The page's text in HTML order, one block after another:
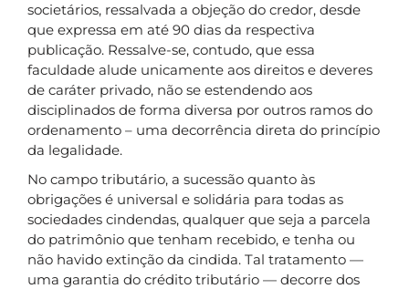
societários, ressalvada a objeção do credor, desde
que expressa em até 90 dias da respectiva
publicação. Ressalve-se, contudo, que essa
faculdade alude unicamente aos direitos e deveres
de caráter privado, não se estendendo aos
disciplinados de forma diversa por outros ramos do
ordenamento – uma decorrência direta do princípio
da legalidade.
No campo tributário, a sucessão quanto às
obrigações é universal e solidária para todas as
sociedades cindendas, qualquer que seja a parcela
do patrimônio que tenham recebido, e tenha ou
não havido extinção da cindida. Tal tratamento —
uma garantia do crédito tributário — decorre dos